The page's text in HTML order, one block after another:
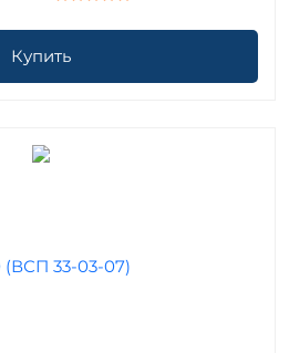
Купить